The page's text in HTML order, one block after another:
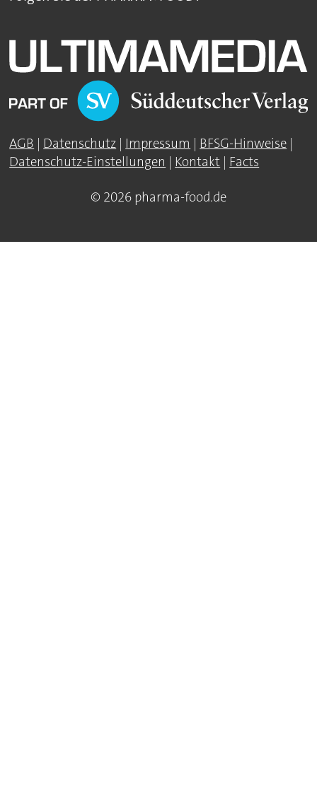
AGB | Datenschutz | Impressum | BFSG-Hinweise |
Datenschutz-Einstellungen | Kontakt | Facts
© 2026 pharma-food.de